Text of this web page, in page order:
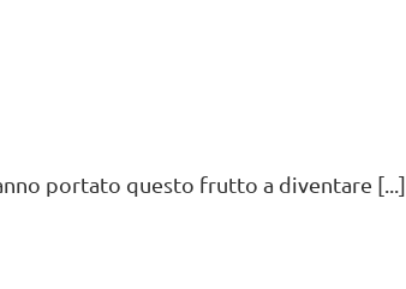
portato questo frutto a diventare [...]